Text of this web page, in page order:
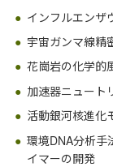
インフルエンザ
宇宙ガンマ線
花崗岩の化学的
加速器ニュート
活動銀河核進化
環境DNA分析手
イマーの開発